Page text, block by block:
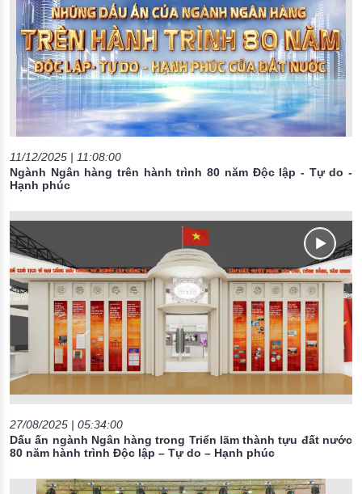
11/12/2025 | 11:08:00
Ngành Ngân hàng trên hành trình 80 năm Độc lập - Tự do -
Hạnh phúc
27/08/2025 | 05:34:00
Dấu ấn ngành Ngân hàng trong Triển lãm thành tựu đất nước
80 năm hành trình Độc lập – Tự do – Hạnh phúc